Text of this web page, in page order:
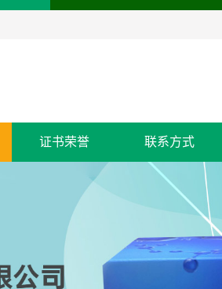
证书荣誉 联系方式